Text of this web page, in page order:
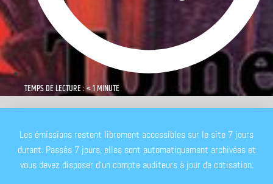
TEMPS DE LECTURE : < 1 MINUTE
Les émissions restent librement accessibles sur le site 7 jours
durant. Passés 7 jours, elles sont automatiquement archivées et
vous devez disposer d'un compte auditeurs à jour de cotisation.